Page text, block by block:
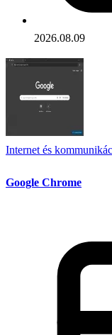
2026.08.09
Internet és
Google Chrome